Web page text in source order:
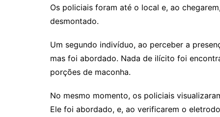
Os policiais foram até o local e, ao
desmontado.
Um segundo indivíduo, ao perceber a
mas foi abordado. Nada de ilícito foi
porções de maconha.
No mesmo momento, os policiais
Ele foi abordado, e, ao verificarem o